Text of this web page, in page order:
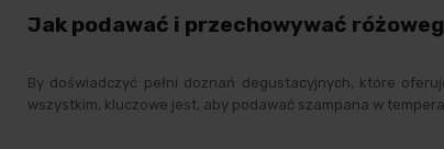
Jak podawać i przechowywać
By doświadczyć pełni doznań degustacyjnych, które
wszystkim, kluczowe jest, aby podawać szampana w